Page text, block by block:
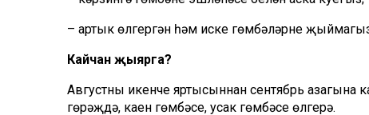
– артык өлгергән һәм иске гөмбәләрне
Кайчан җыярга?
Августның икенче яртысыннан сентябрь
гөрәҗдә, каен гөмбәсе, усак гөмбәсе өлгерә.